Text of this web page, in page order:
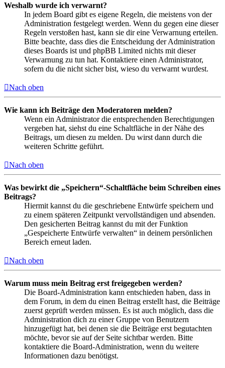
Weshalb wurde ich verwarnt?
In jedem Board gibt es eigene Regeln, die meistens von der
Administration festgelegt werden. Wenn du gegen eine dieser
Regeln verstoßen hast, kann sie dir eine Verwarnung erteilen.
Bitte beachte, dass dies die Entscheidung der Administration
dieses Boards ist und phpBB Limited nichts mit dieser
Verwarnung zu tun hat. Kontaktiere einen Administrator,
sofern du die nicht sicher bist, wieso du verwarnt wurdest.
Nach oben
Wie kann ich Beiträge den Moderatoren melden?
Wenn ein Administrator die entsprechenden Berechtigungen
vergeben hat, siehst du eine Schaltfläche in der Nähe des
Beitrags, um diesen zu melden. Du wirst dann durch die
weiteren Schritte geführt.
Nach oben
Was bewirkt die „Speichern“-Schaltfläche beim Schreiben eines
Beitrags?
Hiermit kannst du die geschriebene Entwürfe speichern und
zu einem späteren Zeitpunkt vervollständigen und absenden.
Den gesicherten Beitrag kannst du mit der Funktion
„Gespeicherte Entwürfe verwalten“ in deinem persönlichen
Bereich erneut laden.
Nach oben
Warum muss mein Beitrag erst freigegeben werden?
Die Board-Administration kann entschieden haben, dass in
dem Forum, in dem du einen Beitrag erstellt hast, die Beiträge
zuerst geprüft werden müssen. Es ist auch möglich, dass die
Administration dich zu einer Gruppe von Benutzern
hinzugefügt hat, bei denen sie die Beiträge erst begutachten
möchte, bevor sie auf der Seite sichtbar werden. Bitte
kontaktiere die Board-Administration, wenn du weitere
Informationen dazu benötigst.